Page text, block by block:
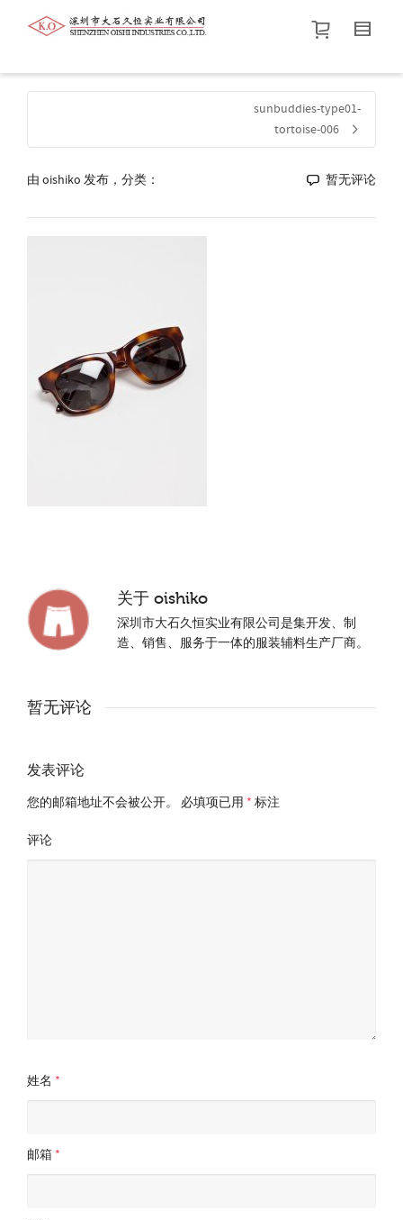
帮我查找新的衬衫尺码
价格介于
默认品牌.
sunbuddies-type01-
tortoise-006
由 oishiko 发布，分类： 暂无评论
关于 oishiko
深圳市大石久恒实业有限公司是集开发、制
造、销售、服务于一体的服装辅料生产厂商。
暂无评论
发表评论
您的邮箱地址不会被公开。
必填项已用 * 标注
评论
姓名 *
邮箱 *